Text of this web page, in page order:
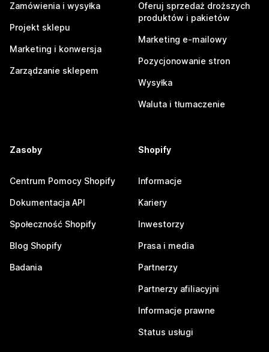
Zamówienia i wysyłka
Projekt sklepu
Marketing i konwersja
Zarządzanie sklepem
Oferuj sprzedaż droższych
produktów i pakietów
Marketing e-mailowy
Pozycjonowanie stron
Wysyłka
Waluta i tłumaczenie
Zasoby
Centrum Pomocy Shopify
Dokumentacja API
Społeczność Shopify
Blog Shopify
Badania
Shopify
Informacje
Kariery
Inwestorzy
Prasa i media
Partnerzy
Partnerzy afiliacyjni
Informacje prawne
Status usługi